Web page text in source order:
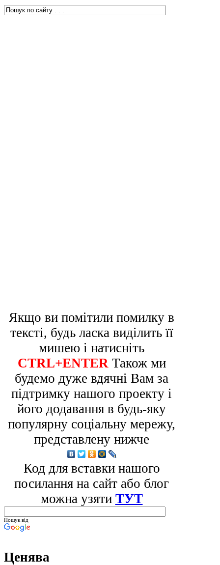
Якщо ви помітили помилку в
тексті, будь ласка виділить її
мишею і натисніть
CTRL+ENTER Також ми
будемо дуже вдячні Вам за
підтримку нашого проекту і
його додавання в будь-яку
популярну соціальну мережу,
представлену нижче
Код для вставки нашого
посилання на сайт або блог
можна узяти ТУТ
Пошук від
Ценява